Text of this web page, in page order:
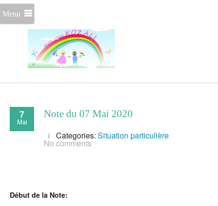
Menu
7
Mai
Note du 07 Mai 2020
Categories: Situation particulière
No comments
Début de la Note: